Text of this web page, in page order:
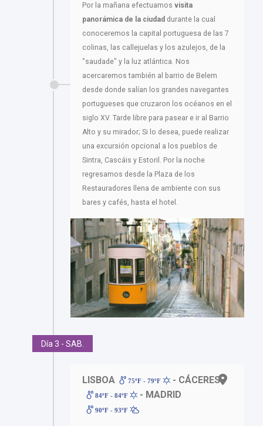
Por la mañana efectuamos visita
panorámica de la ciudad durante la cual
conoceremos la capital portuguesa de las 7
colinas, las callejuelas y los azulejos, de la
"saudade" y la luz atlántica. Nos
acercaremos también al barrio de Belem
desde donde salían los grandes navegantes
portugueses que cruzaron los océanos en el
siglo XV. Tarde libre para pasear e ir al Barrio
Alto y su mirador; Si lo desea, puede realizar
una excursión opcional a los pueblos de
Sintra, Cascáis y Estoril. Por la noche
regresamos desde la Plaza de los
Restauradores llena de ambiente con sus
bares y cafés, hasta el hotel.
Día 3 - SAB.
LISBOA 75ºF - 79ºF - CÁCERES
84ºF - 84ºF - MADRID
90ºF - 93ºF